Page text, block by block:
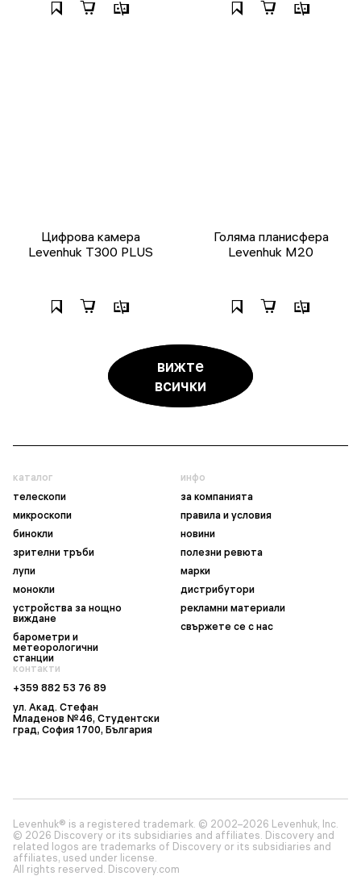
Цифрова камера
Levenhuk T300 PLUS
Голяма планисфера
Levenhuk M20
вижте
всички
каталог
телескопи
микроскопи
бинокли
зрителни тръби
лупи
монокли
устройства за нощно
виждане
барометри и
метеорологични
станции
инфо
за компанията
правила и условия
новини
полезни ревюта
марки
дистрибутори
рекламни материали
свържете се с нас
контакти
+359 882 53 76 89
ул. Акад. Стефан
Младенов №46, Студентски
град, София 1700, България
Levenhuk® is a registered trademark. © 2002–2026 Levenhuk, Inc.
© 2026 Discovery or its subsidiaries and affiliates. Discovery and
related logos are trademarks of Discovery or its subsidiaries and
affiliates, used under license.
All rights reserved. Discovery.com